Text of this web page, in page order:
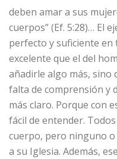
deben amar a sus
cuerpos” (Ef. 5:28)… El
perfecto y suficiente en
excelente que el del
añadirle algo más,
falta de comprensión y
más claro. Porque con
fácil de entender.
cuerpo, pero ninguno o
a su Iglesia. Además,